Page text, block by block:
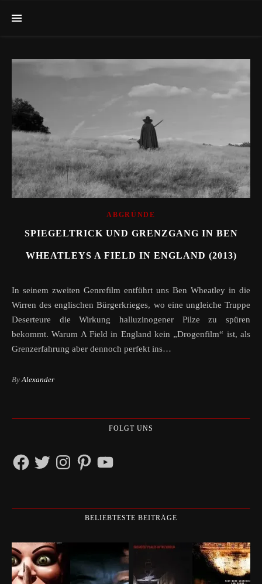
ABGRÜNDE
SPIEGELTRICK UND GRENZGANG IN BEN
WHEATLEYS A FIELD IN ENGLAND (2013)
In seinem zweiten Genrefilm entführt uns Ben Wheatley in die
Wirren des englischen Bürgerkrieges, wo eine ungleiche Truppe
Deserteure die Wirkung halluzinogener Pilze zu spüren
bekommt. Warum A Field in England kein „Drogenfilm“ ist, als
Grenzerfahrung aber dennoch perfekt ins…
By Alexander
FOLGT UNS
FacebookTwitterInstagramPinterestYouTube
BELIEBTESTE BEITRÄGE